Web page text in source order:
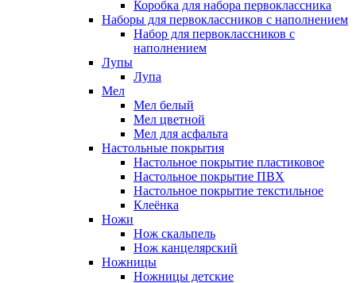
Коробка для набора первоклассника
Наборы для первоклассников с наполнением
Набор для первоклассников с
наполнением
Лупы
Лупа
Мел
Мел белый
Мел цветной
Мел для асфальта
Настольные покрытия
Настольное покрытие пластиковое
Настольное покрытие ПВХ
Настольное покрытие текстильное
Клеёнка
Ножи
Нож скальпель
Нож канцелярский
Ножницы
Ножницы детские